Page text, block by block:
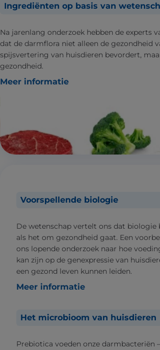
Ingrediënten op basis van
Na jarenlang onderzoek hebben de experts
dat de darmflora niet alleen de gezondheid
spijsvertering van huisdieren bevordert,
gezondheid.
Meer informatie
Voorspellende biologie
De wetenschap vertelt ons dat biologie
als het om gezondheid gaat. Een
ons lopende onderzoek naar hoe
kan zijn op de genexpressie van
een gezond leven kunnen leiden.
Meer informatie
Het microbioom van huisdieren
Prebiotica voeden onze darmbacteriën